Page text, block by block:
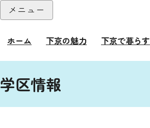
本文へ
メニュー
ホーム 下京の魅力 下京で暮らす
学区情報